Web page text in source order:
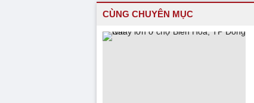
CÙNG CHUYÊN MỤC